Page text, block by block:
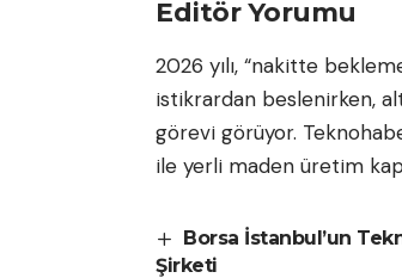
Editör Yorumu
2026 yılı, “nakitte
istikrardan beslenirken,
görevi görüyor.
ile yerli maden üretim
Borsa İstanbul’un
Şirketi